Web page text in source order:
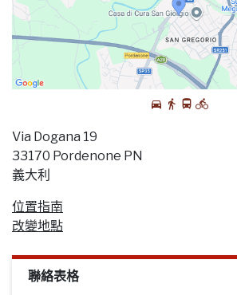
Via Dogana 19
33170 Pordenone PN
義大利
位置指南
改變地點
聯絡表格